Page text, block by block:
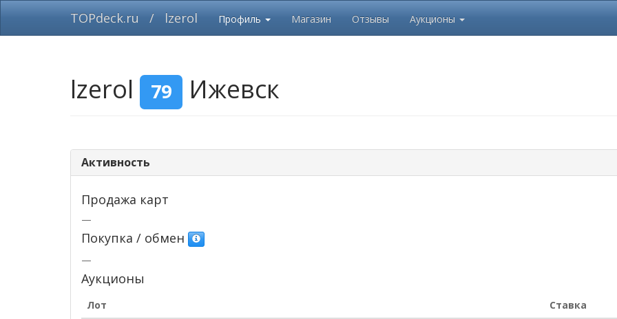
TOPdeck.ru / lzerol Профиль Магазин Отзывы Аукционы
lzerol 79 Ижевск
Активность
Продажа карт
—
Покупка / обмен
—
Аукционы
Лот Ставка